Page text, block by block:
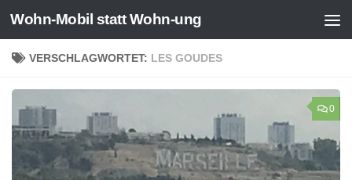
Zum Inhalt springen
Wohn-Mobil statt Wohn-ung
VERSCHLAGWORTET: LES GOUDES
0